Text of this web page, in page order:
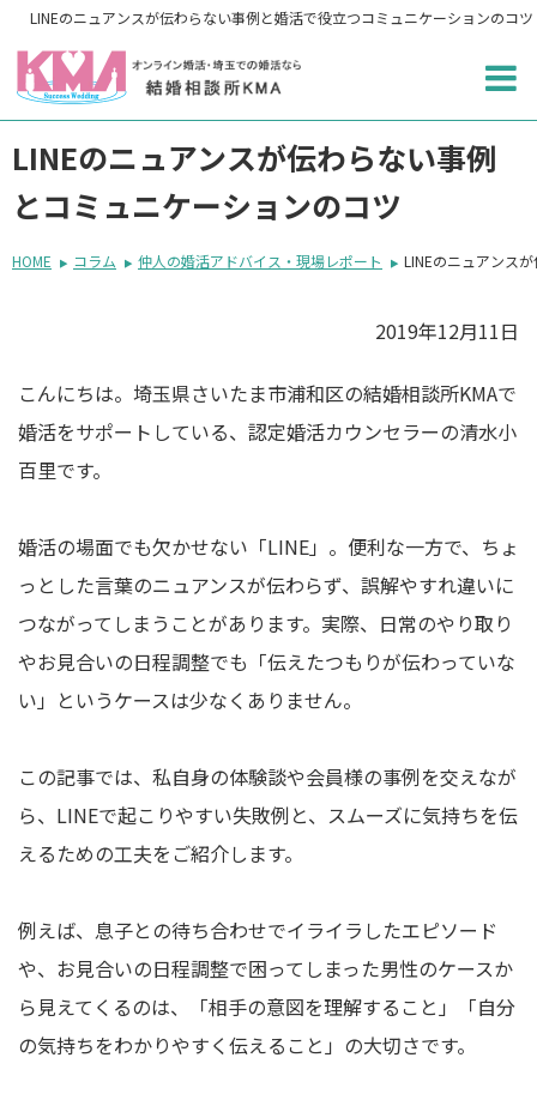
LINEのニュアンスが伝わらない事例と婚活で役立つコミュニケーションのコツ
LINEのニュアンスが伝わらない事例
とコミュニケーションのコツ
HOME コラム 仲人の婚活アドバイス・現場レポート LINEのニュアンス
2019年12月11日
こんにちは。埼玉県さいたま市浦和区の結婚相談所KMAで
婚活をサポートしている、認定婚活カウンセラーの清水小
百里です。
婚活の場面でも欠かせない「LINE」。便利な一方で、ちょ
っとした言葉のニュアンスが伝わらず、誤解やすれ違いに
つながってしまうことがあります。実際、日常のやり取り
やお見合いの日程調整でも「伝えたつもりが伝わっていな
い」というケースは少なくありません。
この記事では、私自身の体験談や会員様の事例を交えなが
ら、LINEで起こりやすい失敗例と、スムーズに気持ちを伝
えるための工夫をご紹介します。
例えば、息子との待ち合わせでイライラしたエピソード
や、お見合いの日程調整で困ってしまった男性のケースか
ら見えてくるのは、「相手の意図を理解すること」「自分
の気持ちをわかりやすく伝えること」の大切さです。